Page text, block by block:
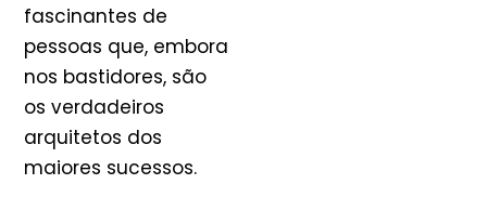
fascinantes de
pessoas que, embora
nos bastidores, são
os verdadeiros
arquitetos dos
maiores sucessos.